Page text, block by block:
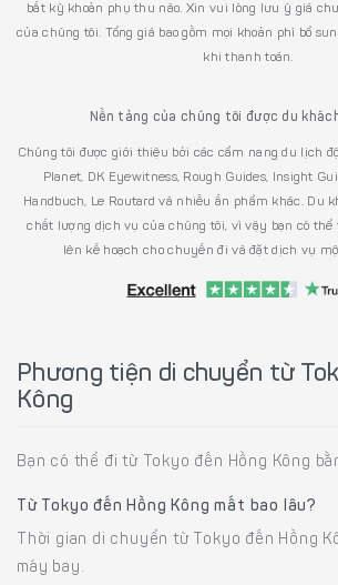
bất kỳ khoản phụ thu nào. Xin vui lòng lưu ý giá
của chúng tôi. Tổng giá bao gồm mọi khoản phí bổ
khi thanh toán.
Nền tảng của chúng tôi được du
Chúng tôi được giới thiệu bởi các cẩm nang du lịch
Planet, DK Eyewitness, Rough Guides, Insight
Handbuch, Le Routard và nhiều ấn phẩm khác. Du
chất lượng dịch vụ của chúng tôi, vì vậy bạn có
lên kế hoạch cho chuyến đi và đặt dịch vụ
Phương tiện di chuyển từ
Kông
Bạn có thể đi từ Tokyo đến Hồng Kông
Từ Tokyo đến Hồng Kông mất bao lâu?
Thời gian di chuyển từ Tokyo đến Hồng
máy bay.